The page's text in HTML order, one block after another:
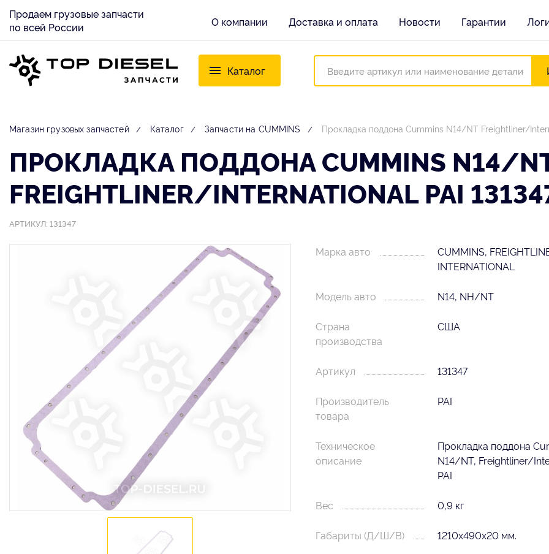
Продаем грузовые запчасти
по всей России
О компании Доставка и оплата Новости Гарантии
Каталог
Магазин грузовых запчастей Каталог Запчасти на CUMMINS Прокладка поддона Cummins N14/NT Freightliner/
ПРОКЛАДКА ПОДДОНА CUMMINS N14/
FREIGHTLINER/INTERNATIONAL PAI
АРТИКУЛ: 131347
Марка авто
CUMMINS,
INTERNATIONAL
Модель авто N14, NH/NT
Страна
производства
США
Артикул 131347
Производитель
товара
PAI
Техническое
описание
Прокладка поддона
N14/NT, Freightliner/
PAI
Вес 0,9 кг
Габариты (Д/Ш/В) 1210х490х20 мм.